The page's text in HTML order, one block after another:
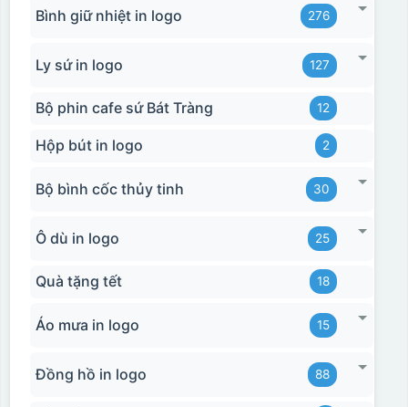
Bình giữ nhiệt in logo 276
Ly sứ in logo 127
Bộ phin cafe sứ Bát Tràng 12
Hộp bút in logo 2
Bộ bình cốc thủy tinh 30
Ô dù in logo 25
Quà tặng tết 18
Áo mưa in logo 15
Đồng hồ in logo 88